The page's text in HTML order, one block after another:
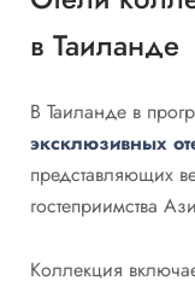
в Таиланде
В Таиланде в
эксклюзивных
представляющих
гостеприимства
Коллекция